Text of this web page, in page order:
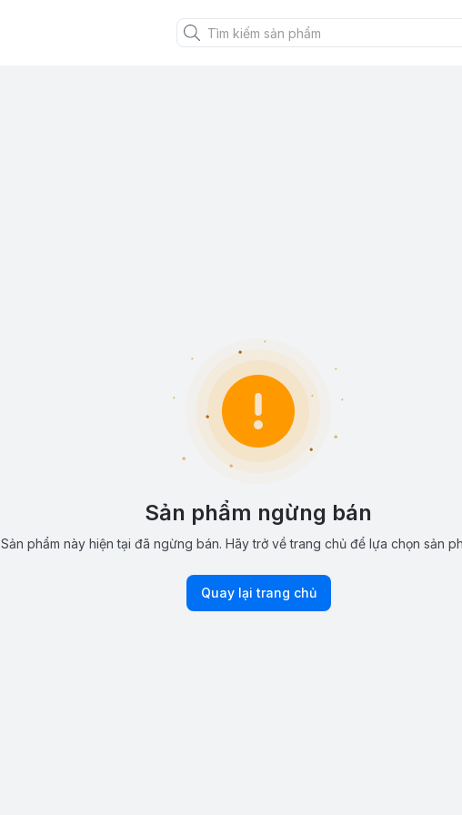
Sản phẩm ngừng bán
Sản phẩm này hiện tại đã ngừng bán. Hãy trở về trang chủ để lựa chọn sản
Quay lại trang chủ